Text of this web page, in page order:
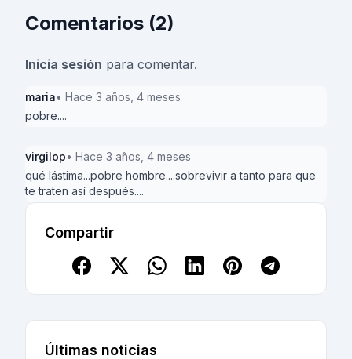
Comentarios (2)
Inicia sesión para comentar.
maria• Hace 3 años, 4 meses
pobre....
virgilop• Hace 3 años, 4 meses
qué lástima...pobre hombre....sobrevivir a tanto para que
te traten así después....
Compartir
Últimas noticias